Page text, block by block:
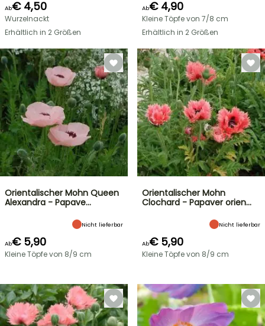
Ab€ 4,50
Wurzelnackt
Erhältlich in 2 Größen
Ab€ 4,90
Kleine Töpfe von 7/8 cm
Erhältlich in 2 Größen
Orientalischer Mohn Queen
Alexandra - Papave…
Nicht lieferbar
Ab€ 5,90
Kleine Töpfe von 8/9 cm
Orientalischer Mohn
Clochard - Papaver orien…
Nicht lieferbar
Ab€ 5,90
Kleine Töpfe von 8/9 cm